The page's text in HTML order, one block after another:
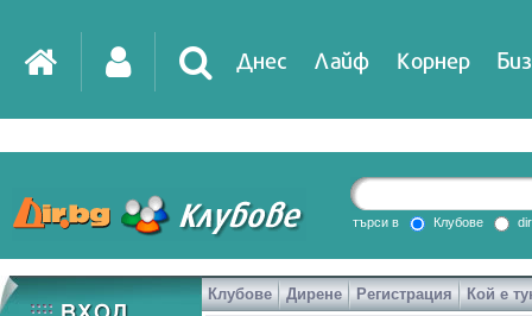
Днес Лайф Корнер
DirTV Impressio
Games
търси в Клубове
Клубове Дирене Регистрация Кой е